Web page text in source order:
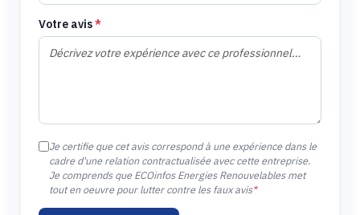
Votre avis*
Je certifie que cet avis correspond à une expérience dans le
cadre d'une relation contractualisée avec cette entreprise.
Je comprends que ECOinfos Energies Renouvelables met
tout en oeuvre pour lutter contre les faux avis*